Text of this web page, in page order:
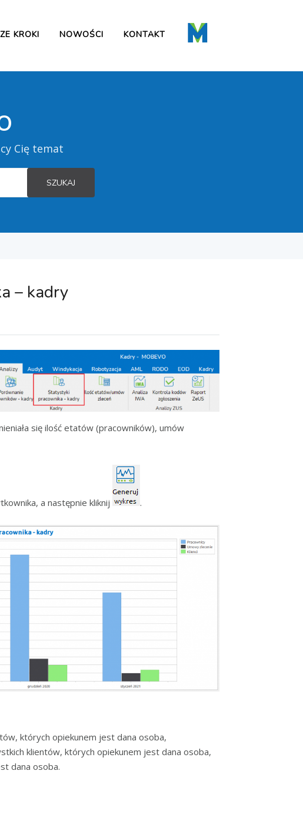
KROKI NOWOŚCI KONTAKT
Cię temat
SZUKAJ
– kadry
się ilość etatów (pracowników), umów
a następnie kliknij .
których opiekunem jest dana osoba,
klientów, których opiekunem jest dana osoba,
dana osoba.